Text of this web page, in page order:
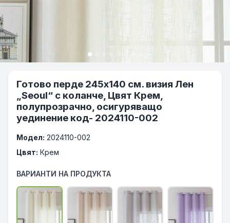
Готово перде 245х140 см. визия Лен
„Seoul“ с коланче, Цвят Крем,
полупрозрачно, осигуряващо
уединение код- 2024110-002
Модел: 2024110-002
Цвят: Крем
ВАРИАНТИ НА ПРОДУКТА